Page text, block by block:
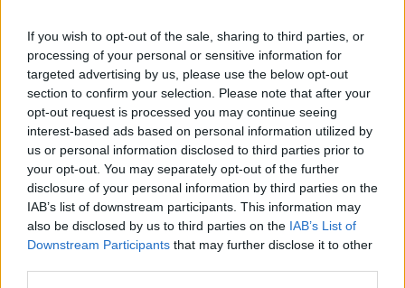
If you wish to opt-out of the sale, sharing to third parties, or
processing of your personal or sensitive information for
targeted advertising by us, please use the below opt-out
section to confirm your selection. Please note that after your
opt-out request is processed you may continue seeing
interest-based ads based on personal information utilized by
us or personal information disclosed to third parties prior to
your opt-out. You may separately opt-out of the further
disclosure of your personal information by third parties on the
IAB’s list of downstream participants. This information may
also be disclosed by us to third parties on the IAB’s List of
Downstream Participants that may further disclose it to other
Nombres de niña cortos y dulces. ¡Los más
bonitos, con su significado!
LEER